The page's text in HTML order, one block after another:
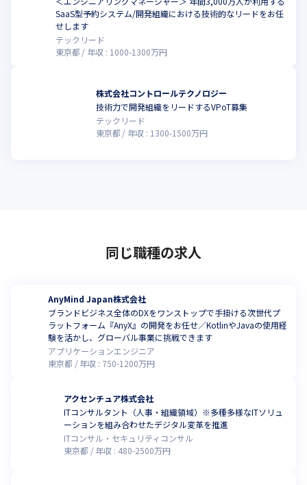
SaaS型予約システム/開発組織における技術的なリードをお任
せします
テックリード
東京都
年収 : 1000-1300万円
株式会社コントロールテクノロジー
技術力で開発組織をリードするVPoT募集
テックリード
東京都
年収 : 1300-1500万円
同じ職種の求人
AnyMind Japan株式会社
ブランドビジネス全体のDXをワンストップで手掛ける次世代プ
ラットフォーム『AnyX』の開発をお任せ／KotlinやJavaの使用経
験を活かし、グローバル事業に挑戦できます
アプリケーションエンジニア
東京都
年収 : 750-1200万円
アクセンチュア株式会社
ITコンサルタント（人事・組織領域）※多種多様なITソリュ
ーションを組み合わせたデジタル変革を推進
ITコンサル・セキュリティコンサル
東京都
年収 : 480-2500万円